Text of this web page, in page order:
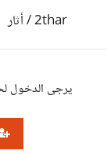
2thar / أثار
يرجى الدخول